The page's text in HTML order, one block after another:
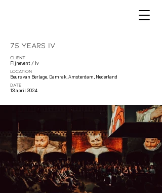
75 Years Iv
CLIENT
Fijnevent / Iv
LOCATION
Beurs van Berlage, Damrak, Amsterdam, Nederland
DATE
13 april 2024